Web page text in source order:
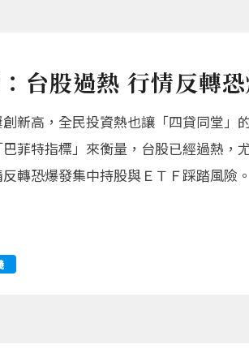
台股過熱 行情反轉
新高，全民投資熱也讓「四貸同堂
菲特指標」來衡量，台股已經過熱
轉恐爆發集中持股與ＥＴＦ踩踏風險。